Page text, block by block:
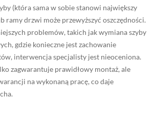
(która sama w sobie stanowi największy
ramy drzwi może przewyższyć oszczędności.
problemów, takich jak wymiana szyby
gdzie konieczne jest zachowanie
interwencja specjalisty jest nieoceniona.
zagwarantuje prawidłowy montaż, ale
na wykonaną pracę, co daje